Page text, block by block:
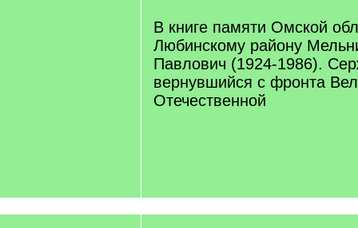
В книге памяти Омской
Любинскому району
Павлович (1924-1986).
вернувшийся с фронта
Отечественной